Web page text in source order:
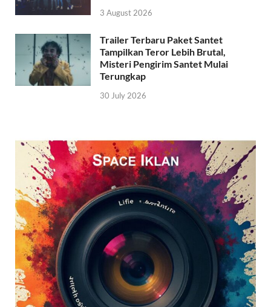
3 August 2026
Trailer Terbaru Paket Santet
Tampilkan Teror Lebih Brutal,
Misteri Pengirim Santet Mulai
Terungkap
30 July 2026